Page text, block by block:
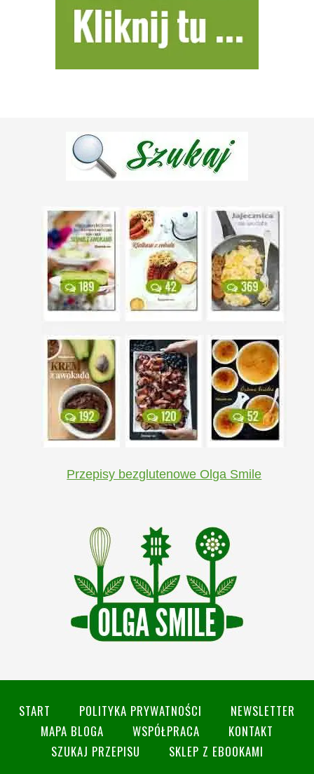
Przepisy bezglutenowe Olga Smile
START POLITYKA PRYWATNOŚCI
NEWSLETTER
MAPA BLOGA
WSPÓŁPRACA
KONTAKT
SZUKAJ PRZEPISU
SKLEP Z EBOOKAMI